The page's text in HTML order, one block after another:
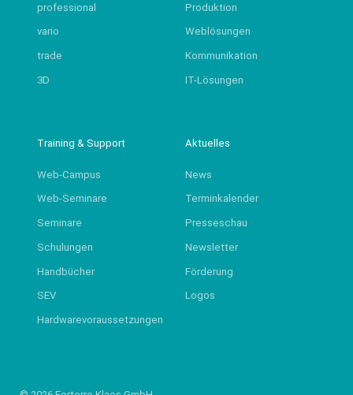
professional
vario
trade
3D
Produktion
Weblösungen
Kommunikation
IT-Lösungen
Training & Support
Web-Campus
Web-Seminare
Seminare
Schulungen
Handbücher
SEV
Hardwarevoraussetzungen
Aktuelles
News
Terminkalender
Presseschau
Newsletter
Förderung
Logos